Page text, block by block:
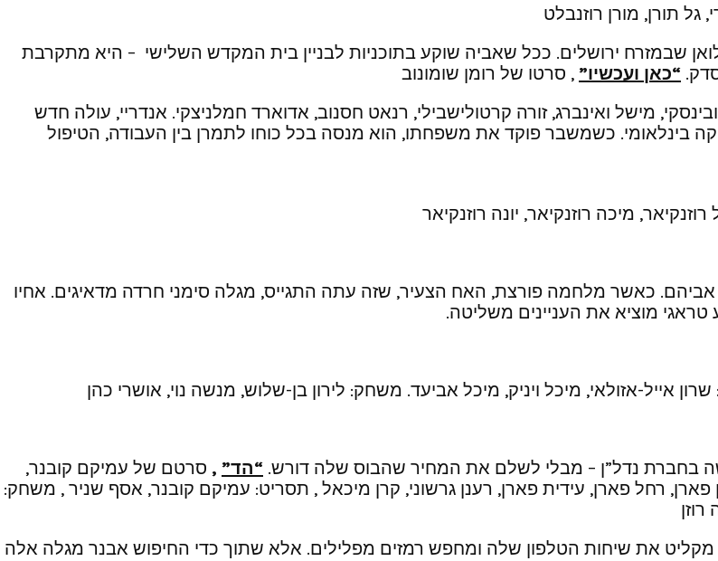
תורן, מורן רוזנבלט
בהתנחלות בסילואן שבמזרח ירושלים. ככל שאביה שוקע בתוכניות לבניין בית המקדש השלישי – היא מתקרבת
“כאן ועכשיו” , סרטו של רומן שומונוב
מישל ואינברג, זורה קרטולישבילי, רנאט חסנוב, אדוארד חמלניצקי. אנדריי, עולה חדש
כשמשבר פוקד את משפחתו, הוא מנסה בכל כוחו לתמרן בין העבודה, הטיפול
מיכה רוזנקיאר, יונה רוזנקיאר
כאשר מלחמה פורצת, האח הצעיר, שזה עתה התגייס, מגלה סימני חרדה מדאיגים. אחיו
מוציא את העניינים משליטה.
אייל-אזולאי, מיכל ויניק, מיכל אביעד. משחק: לירון בן-שלוש, מנשה נוי, אושרי כהן
בחברת נדל”ן – מבלי לשלם את המחיר שהבוס שלה דורש. “הד” , סרטם של עמיקם קובנר,
רענן גרשוני, קרן מיכאל , תסריט: עמיקם קובנר, אסף שניר , משחק:
את שיחות הטלפון שלה ומחפש רמזים מפלילים. אלא שתוך כדי החיפוש אבנר מגלה אלה